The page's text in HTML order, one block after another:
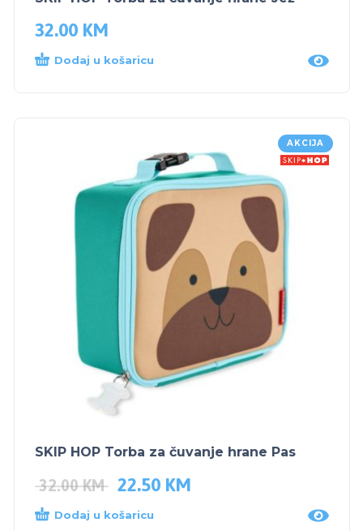
32.00 KM
Dodaj u košaricu
AKCIJA
SKIP HOP Torba za čuvanje hrane Pas
32.00KM 22.50 KM
Dodaj u košaricu